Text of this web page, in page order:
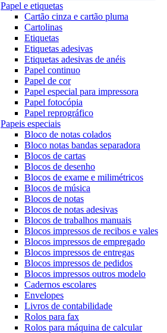
Papel e etiquetas
Cartão cinza e cartão pluma
Cartolinas
Etiquetas
Etiquetas adesivas
Etiquetas adesivas de anéis
Papel continuo
Papel de cor
Papel especial para impressora
Papel fotocópia
Papel reprográfico
Papeis especiais
Bloco de notas colados
Bloco notas bandas separadora
Blocos de cartas
Blocos de desenho
Blocos de exame e milimétricos
Blocos de música
Blocos de notas
Blocos de notas adesivas
Blocos de trabalhos manuais
Blocos impressos de recibos e vales
Blocos impressos de empregado
Blocos impressos de entregas
Blocos impressos de pedidos
Blocos impressos outros modelo
Cadernos escolares
Envelopes
Livros de contabilidade
Rolos para fax
Rolos para máquina de calcular